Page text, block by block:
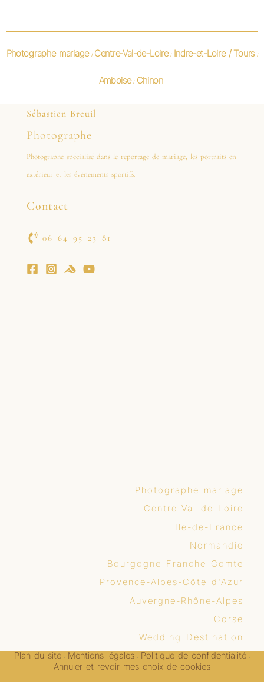
Photographe mariage/ Centre-Val-de-Loire/ Indre-et-Loire /Tours/
Amboise/ Chinon
Sébastien Breuil
Photographe
Photographe spécialisé dans le reportage de mariage, les portraits en
extérieur et les évènements sportifs.
Contact
06 64 95 23 81
Photographe mariage
Centre-Val-de-Loire
Ile-de-France
Normandie
Bourgogne-Franche-Comte
Provence-Alpes-Côte d'Azur
Auvergne-Rhône-Alpes
Corse
Wedding Destination
Plan du site- Mentions légales- Politique de confidentialité-
Annuler et revoir mes choix de cookies